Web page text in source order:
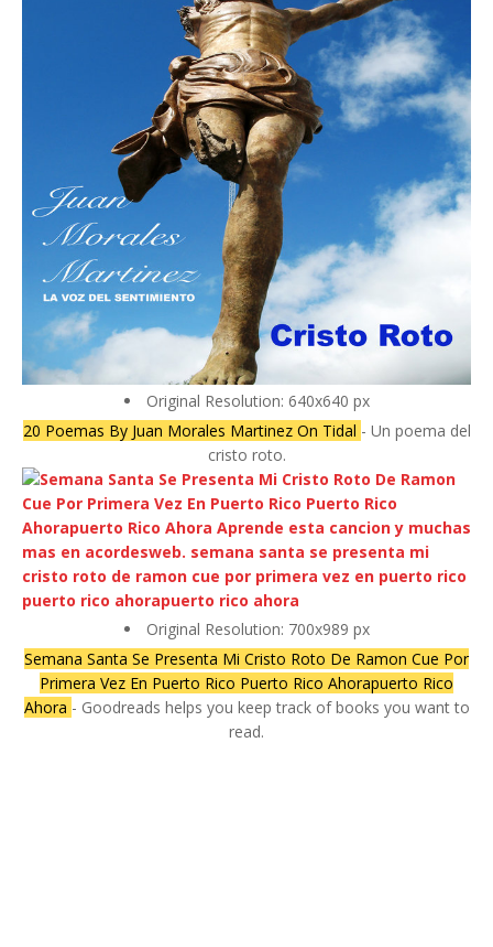
Original Resolution: 640x640 px
20 Poemas By Juan Morales Martinez On Tidal - Un poema del
cristo roto.
Original Resolution: 700x989 px
Semana Santa Se Presenta Mi Cristo Roto De Ramon Cue Por
Primera Vez En Puerto Rico Puerto Rico Ahorapuerto Rico
Ahora - Goodreads helps you keep track of books you want to
read.